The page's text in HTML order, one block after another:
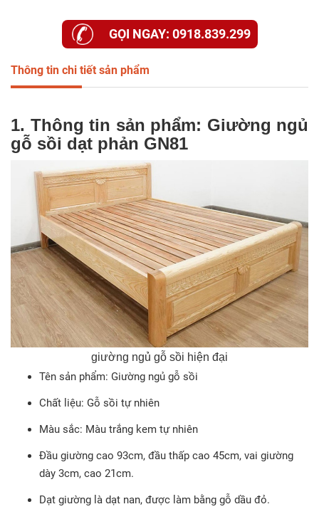
GỌI NGAY: 0918.839.299
Thông tin chi tiết sản phẩm
1. Thông tin sản phẩm: Giường ngủ
gỗ sồi dạt phản GN81
giường ngủ gỗ sồi hiện đại
Tên sản phẩm: Giường ngủ gỗ sồi
Chất liệu: Gỗ sồi tự nhiên
Màu sắc: Màu trắng kem tự nhiên
Đầu giường cao 93cm, đầu thấp cao 45cm, vai giường
dày 3cm, cao 21cm.
Dạt giường là dạt nan, được làm bằng gỗ dầu đỏ.